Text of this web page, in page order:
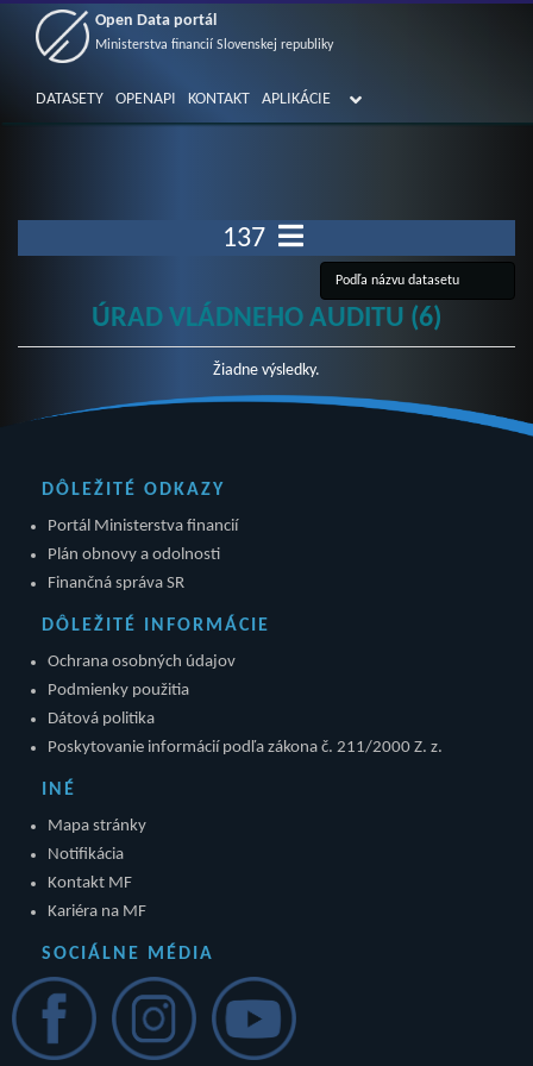
Open Data portál
Ministerstva financií Slovenskej republiky
DATASETY OPENAPI KONTAKT APLIKÁCIE
137
ÚRAD VLÁDNEHO AUDITU (6)
Žiadne výsledky.
DÔLEŽITÉ ODKAZY
Portál Ministerstva financií
Plán obnovy a odolnosti
Finančná správa SR
DÔLEŽITÉ INFORMÁCIE
Ochrana osobných údajov
Podmienky použitia
Dátová politika
Poskytovanie informácií podľa zákona č. 211/2000 Z. z.
INÉ
Mapa stránky
Notifikácia
Kontakt MF
Kariéra na MF
SOCIÁLNE MÉDIA